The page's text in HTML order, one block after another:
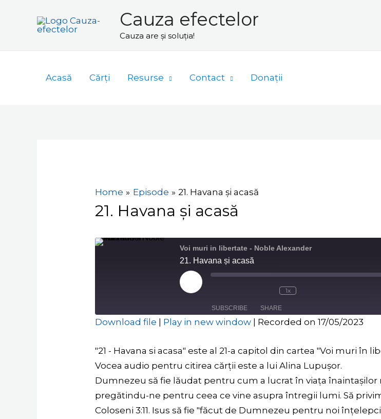
Cauza efectelor
Cauza are și soluția!
Acasă Cărți Resurse Contact Donații
Home Episode 21. Havana și acasă
21. Havana și acasă
Voi muri in libertate - Noble Alexander
21. Havana și acasă
Play
Episode
1x
SUBSCRIBE SHARE
RSS FEED
EMBED
Download file | Play in new window | Recorded on 17/05/2023
"21 - Havana si acasa" este al 21-a capitol din cartea "Voi muri în
Vocea audio pentru citirea cărții este a lui Alina Lupușor.
Dumnezeu să fie lăudat pentru cum a lucrat în viața înaintașilor
pregătindu-ne pentru ceea ce vine asupra întregii lumi. Să
Coloseni 3:11. Isus să fie "făcut de Dumnezeu pentru noi